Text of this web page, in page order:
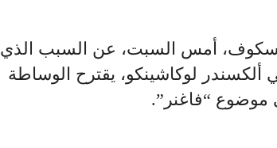
أمس السبت، عن السبب الذي
ألكسندر لوكاشينكو، يقترح الوساطة
موضوع “فاغنر”.